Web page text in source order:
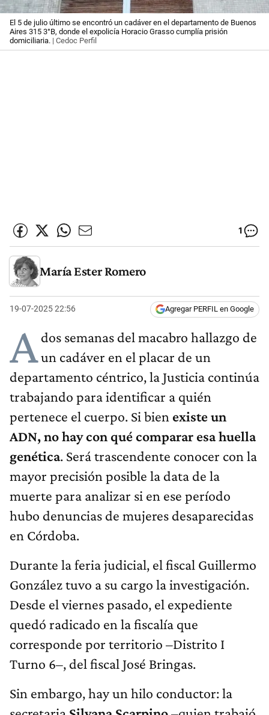
El 5 de julio último se encontró un cadáver en el departamento de Buenos
Aires 315 3°B, donde el expolicía Horacio Grasso cumplía prisión
domiciliaria. | Cedoc Perfil
1
María Ester Romero
19-07-2025 22:56 Agregar PERFIL en Google
Ados semanas del macabro hallazgo de
un cadáver en el placar de un
departamento céntrico, la Justicia continúa
trabajando para identificar a quién
pertenece el cuerpo. Si bien existe un
ADN, no hay con qué comparar esa huella
genética. Será trascendente conocer con la
mayor precisión posible la data de la
muerte para analizar si en ese período
hubo denuncias de mujeres desaparecidas
en Córdoba.
Durante la feria judicial, el fiscal Guillermo
González tuvo a su cargo la investigación.
Desde el viernes pasado, el expediente
quedó radicado en la fiscalía que
corresponde por territorio –Distrito I
Turno 6–, del fiscal José Bringas.
Sin embargo, hay un hilo conductor: la